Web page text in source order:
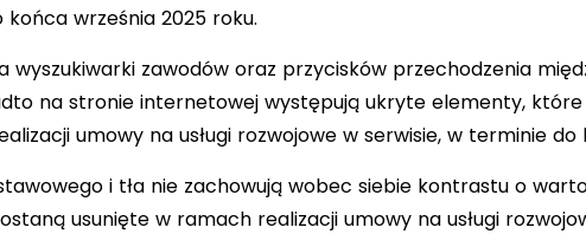
września 2025 roku.
wyszukiwarki zawodów oraz przycisków przechodzenia
na stronie internetowej występują ukryte elementy,
umowy na usługi rozwojowe w serwisie, w terminie
i tła nie zachowują wobec siebie kontrastu o
usunięte w ramach realizacji umowy na usługi